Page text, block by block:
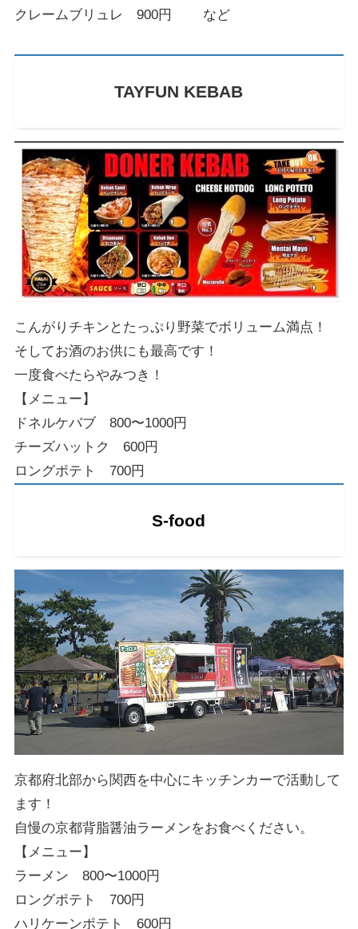
クレームブリュレ 900円 など
TAYFUN KEBAB
こんがりチキンとたっぷり野菜でボリューム満点！
そしてお酒のお供にも最高です！
一度食べたらやみつき！
【メニュー】
ドネルケバブ 800〜1000円
チーズハットク 600円
ロングポテト 700円
S-food
京都府北部から関西を中心にキッチンカーで活動して
ます！
自慢の京都背脂醤油ラーメンをお食べください。
【メニュー】
ラーメン 800〜1000円
ロングポテト 700円
ハリケーンポテト 600円